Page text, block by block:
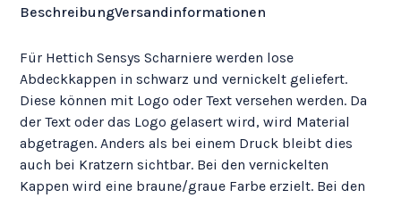
BeschreibungVersandinformationen
Für Hettich Sensys Scharniere werden lose
Abdeckkappen in schwarz und vernickelt geliefert.
Diese können mit Logo oder Text versehen werden. Da
der Text oder das Logo gelasert wird, wird Material
abgetragen. Anders als bei einem Druck bleibt dies
auch bei Kratzern sichtbar. Bei den vernickelten
Kappen wird eine braune/graue Farbe erzielt. Bei den